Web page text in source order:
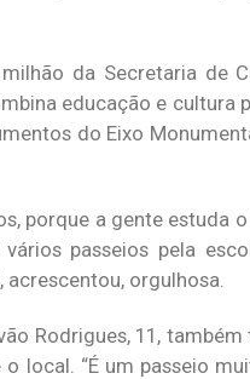
da Secretaria de
educação e
do Eixo
porque a gente estuda
passeios pela
acrescentou, orgulhosa.
Rodrigues, 11,
local. “É um passeio